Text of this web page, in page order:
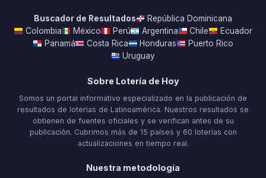
Buscador de Resultados
República Dominicana
Colombia
México Perú Argentina Chile
Ecuador
Panamá
Costa Rica Honduras
Puerto Rico
Uruguay
Sobre Lotería de Hoy
Somos un portal informativo especializado en la publicación de
resultados de loterías de Latinoamérica. Nuestros resultados se
obtienen de fuentes oficiales y se verifican antes de su
publicación. Cubrimos más de 15 países y 60 loterías con
actualizaciones en tiempo real.
Nuestra metodología